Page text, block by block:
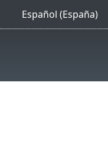
Español (España)